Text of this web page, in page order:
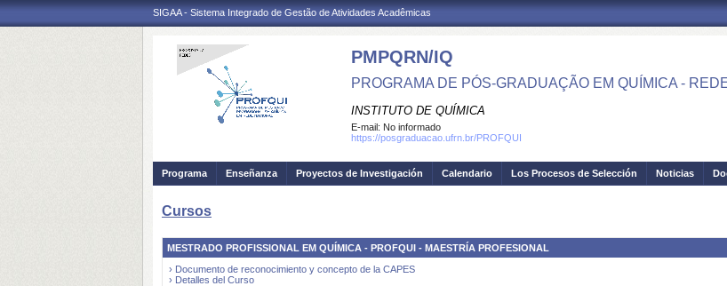
SIGAA - Sistema Integrado de Gestão de Atividades Acadêmicas
PMPQRN/IQ
PROGRAMA DE PÓS-GRADUAÇÃO EM QUÍMICA -
INSTITUTO DE QUÍMICA
E-mail: No informado
https://posgraduacao.ufrn.br/PROFQUI
Programa Enseñanza Proyectos de Investigación Calendario Los Procesos de Selección Noticias
Cursos
MESTRADO PROFISSIONAL EM QUÍMICA - PROFQUI - MAESTRÍA PROFESIONAL
› Documento de reconocimiento y concepto de la CAPES
› Detalles del Curso